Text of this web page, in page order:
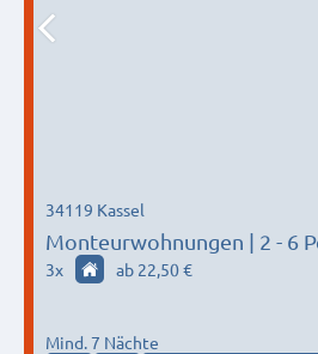
Monteurwohnungen | 2 - 6
Schnelles Internet |
34119 Kassel
3x ab 22,50 €
Mind. 7 Nächte